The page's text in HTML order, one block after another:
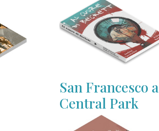
San Francesco a
Central Park